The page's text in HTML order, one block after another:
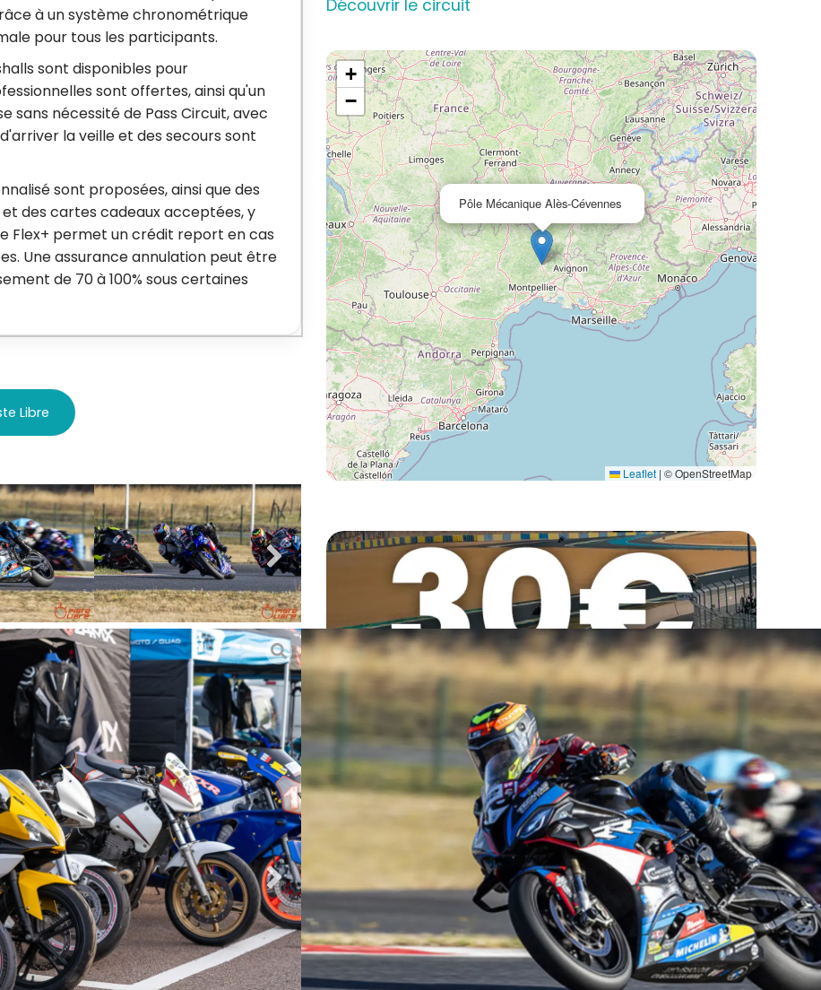
à un système chronométrique
pour tous les participants.
sont disponibles pour
sont offertes, ainsi qu'un
sans nécessité de Pass Circuit, avec
la veille et des secours sont
sont proposées, ainsi que des
et des cartes cadeaux acceptées, y
Flex+ permet un crédit report en cas
Une assurance annulation peut être
de 70 à 100% sous certaines
Libre
Découvrir le circuit
Pôle Mécanique Alès-Cévennes
+
−
Leaflet | © OpenStreetMap